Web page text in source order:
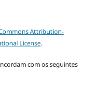
Attribution-
License.
com os seguintes